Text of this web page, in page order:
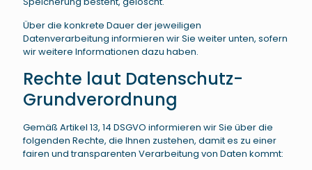
Über die konkrete Dauer der jeweiligen
Datenverarbeitung informieren wir Sie weiter unten, sofern
wir weitere Informationen dazu haben.
Rechte laut Datenschutz-
Grundverordnung
Gemäß Artikel 13, 14 DSGVO informieren wir Sie über die
folgenden Rechte, die Ihnen zustehen, damit es zu einer
fairen und transparenten Verarbeitung von Daten kommt: